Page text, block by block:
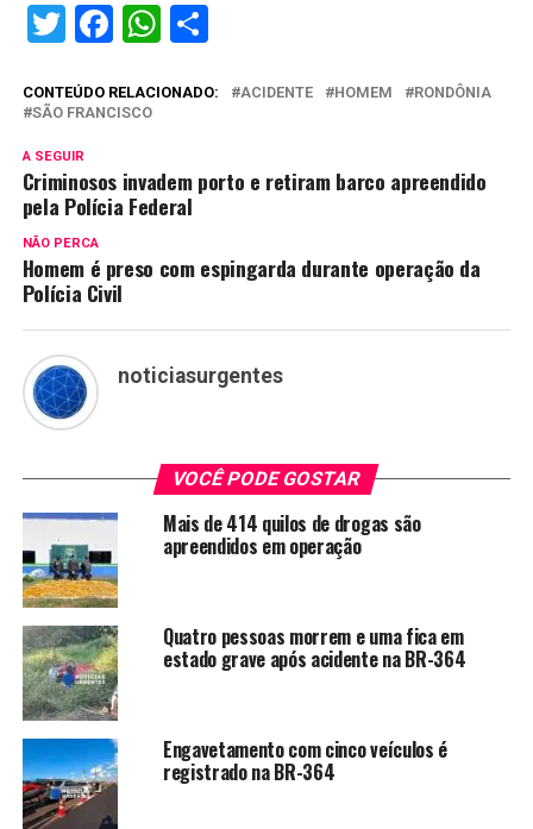
Twitter
Facebook
WhatsApp
CONTEÚDO RELACIONADO: ACIDENTE HOMEM
RONDÔNIA
SÃO FRANCISCO
A SEGUIR
Criminosos invadem porto e retiram barco apreendido
pela Polícia Federal
NÃO PERCA
Homem é preso com espingarda durante operação da
Polícia Civil
noticiasurgentes
VOCÊ PODE GOSTAR
Mais de 414 quilos de drogas são
apreendidos em operação
Quatro pessoas morrem e uma fica em
estado grave após acidente na BR-364
Engavetamento com cinco veículos é
registrado na BR-364